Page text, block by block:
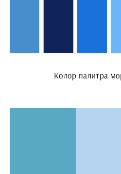
Колор палитра